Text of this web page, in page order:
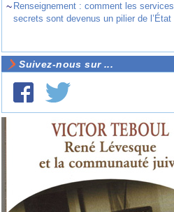
~ Renseignement : comment les services
secrets sont devenus un pilier de l’État
Suivez-nous sur ...